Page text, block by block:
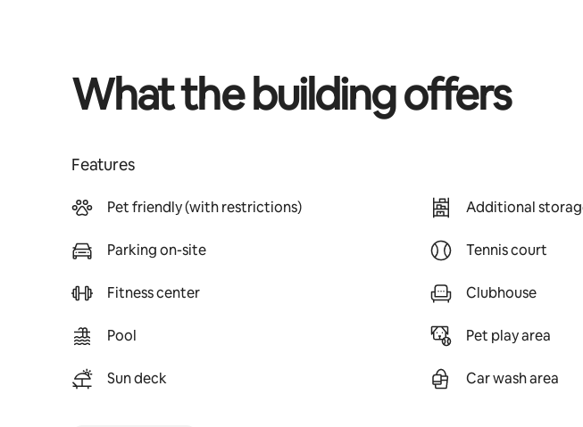
What the building offers
Features
Pet friendly (with restrictions)
Parking on-site
Fitness center
Pool
Sun deck
Additional
Tennis court
Clubhouse
Pet play area
Car wash area